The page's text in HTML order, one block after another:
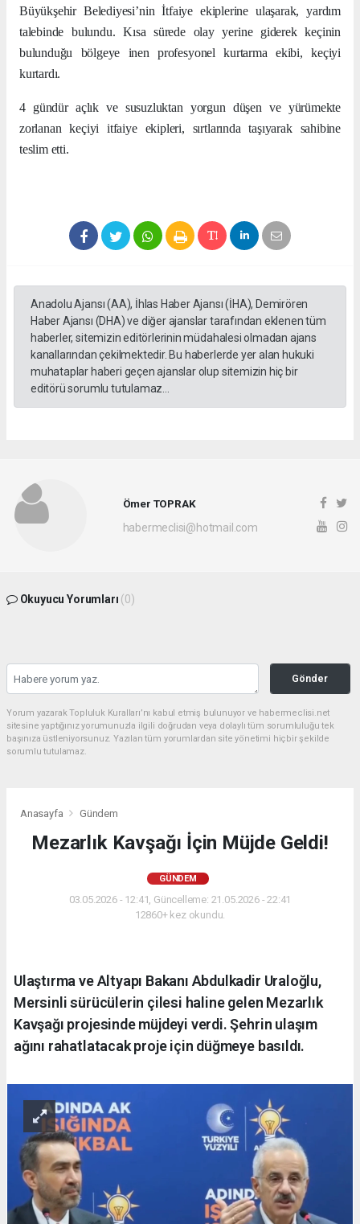
Büyükşehir Belediyesi’nin İtfaiye ekiplerine ulaşarak, yardım
talebinde bulundu. Kısa sürede olay yerine giderek keçinin
bulunduğu bölgeye inen profesyonel kurtarma ekibi, keçiyi
kurtardı.
4 gündür açlık ve susuzluktan yorgun düşen ve yürümekte
zorlanan keçiyi itfaiye ekipleri, sırtlarında taşıyarak sahibine
teslim etti.
Anadolu Ajansı (AA), İhlas Haber Ajansı (İHA), Demirören
Haber Ajansı (DHA) ve diğer ajanslar tarafından eklenen tüm
haberler, sitemizin editörlerinin müdahalesi olmadan ajans
kanallarından çekilmektedir. Bu haberlerde yer alan hukuki
muhataplar haberi geçen ajanslar olup sitemizin hiç bir
editörü sorumlu tutulamaz...
Ömer TOPRAK
habermeclisi@hotmail.com
Okuyucu Yorumları (0)
Gönder
Yorum yazarak Topluluk Kuralları’nı kabul etmiş bulunuyor ve habermeclisi.net
sitesine yaptığınız yorumunuzla ilgili doğrudan veya dolaylı tüm sorumluluğu tek
başınıza üstleniyorsunuz. Yazılan tüm yorumlardan site yönetimi hiçbir şekilde
sorumlu tutulamaz.
Anasayfa Gündem
Mezarlık Kavşağı İçin Müjde Geldi!
GÜNDEM
03.05.2026 - 12:41, Güncelleme: 21.05.2026 - 22:41
12860+ kez okundu.
Ulaştırma ve Altyapı Bakanı Abdulkadir Uraloğlu,
Mersinli sürücülerin çilesi haline gelen Mezarlık
Kavşağı projesinde müjdeyi verdi. Şehrin ulaşım
ağını rahatlatacak proje için düğmeye basıldı.